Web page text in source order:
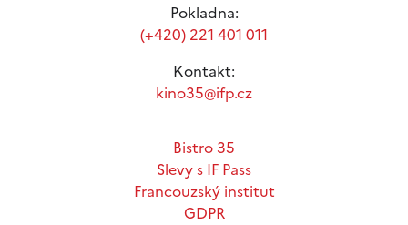
Pokladna:
(+420) 221 401 011
Kontakt:
kino35@ifp.cz
Bistro 35
Slevy s IF Pass
Francouzský institut
GDPR